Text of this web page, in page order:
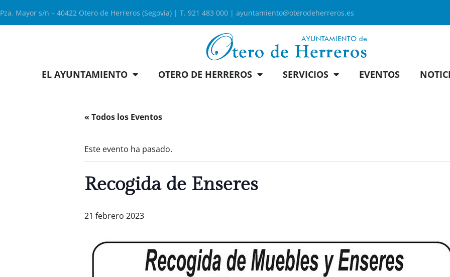
Pza. Mayor s/n – 40422 Otero de Herreros (Segovia) | T. 921 483 000 | ayuntamiento@oterodeherreros.es
EL AYUNTAMIENTO OTERO DE HERREROS SERVICIOS EVENTOS
« Todos los Eventos
Este evento ha pasado.
Recogida de Enseres
21 febrero 2023